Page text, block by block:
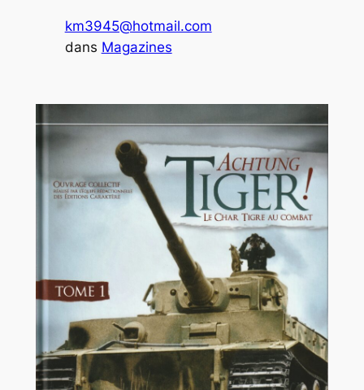
km3945@hotmail.com
dans Magazines